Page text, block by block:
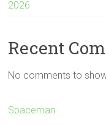
2026
Recent
No comments to
Spaceman